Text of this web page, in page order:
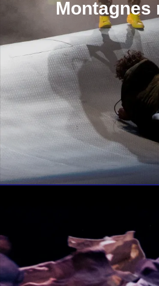
Montagnes